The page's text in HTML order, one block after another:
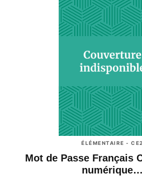
ÉLÉMENTAIRE - CE2
Mot de Passe Français
numérique…